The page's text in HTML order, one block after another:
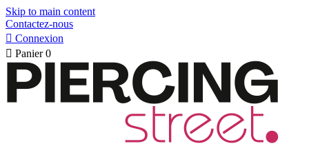
Skip to main content
Contactez-nous
 Connexion
 Panier 0